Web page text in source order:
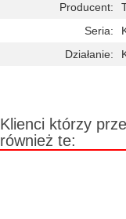
Producent:
Seria:
Działanie:
Klienci którzy
również te: